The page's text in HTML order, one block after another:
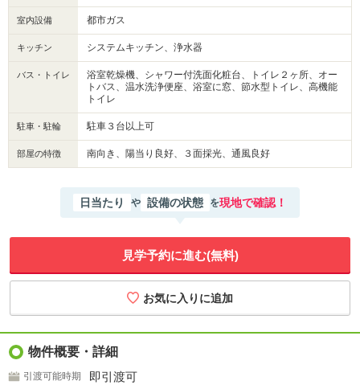
室内設備 都市ガス
キッチン システムキッチン、浄水器
バス・トイレ
浴室乾燥機、シャワー付洗面化粧台、トイレ２ヶ所、オー
トバス、温水洗浄便座、浴室に窓、節水型トイレ、高機能
トイレ
駐車・駐輪 駐車３台以上可
部屋の特徴 南向き、陽当り良好、３面採光、通風良好
日当たり や 設備の状態 を現地で確認！
見学予約に進む(無料)
物件概要・詳細
引渡可能時期 即引渡可